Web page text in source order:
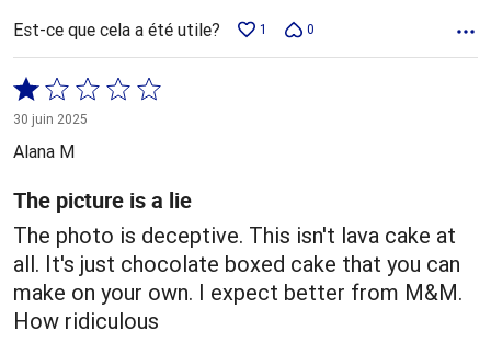
Est-ce que cela a été utile? 1 0
Coté
1 sur
5
30 juin 2025
Alana M
The picture is a lie
The photo is deceptive. This isn't lava cake at
all. It's just chocolate boxed cake that you can
make on your own. I expect better from M&M.
How ridiculous